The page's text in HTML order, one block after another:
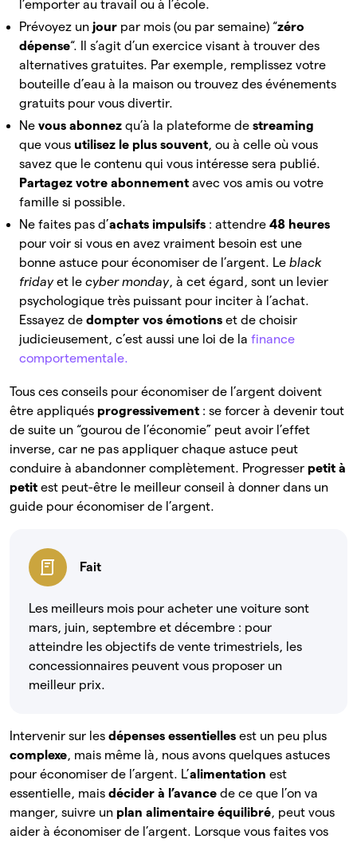
l’emporter au travail ou à l’école.
Prévoyez un jour par mois (ou par semaine) “zéro
dépense“. Il s’agit d’un exercice visant à trouver des
alternatives gratuites. Par exemple, remplissez votre
bouteille d’eau à la maison ou trouvez des événements
gratuits pour vous divertir.
Ne vous abonnez qu’à la plateforme de streaming
que vous utilisez le plus souvent, ou à celle où vous
savez que le contenu qui vous intéresse sera publié.
Partagez votre abonnement avec vos amis ou votre
famille si possible.
Ne faites pas d’achats impulsifs : attendre 48 heures
pour voir si vous en avez vraiment besoin est une
bonne astuce pour économiser de l’argent. Le black
fridayet le cyber monday, à cet égard, sont un levier
psychologique très puissant pour inciter à l’achat.
Essayez de dompter vos émotions et de choisir
judicieusement, c’est aussi une loi de la finance
comportementale.
Tous ces conseils pour économiser de l’argent doivent
être appliqués progressivement : se forcer à devenir tout
de suite un “gourou de l’économie” peut avoir l’effet
inverse, car ne pas appliquer chaque astuce peut
conduire à abandonner complètement. Progresser petit à
petit est peut-être le meilleur conseil à donner dans un
guide pour économiser de l’argent.
Fait
Les meilleurs mois pour acheter une voiture sont
mars, juin, septembre et décembre : pour
atteindre les objectifs de vente trimestriels, les
concessionnaires peuvent vous proposer un
meilleur prix.
Intervenir sur les dépenses essentielles est un peu plus
complexe, mais même là, nous avons quelques astuces
pour économiser de l’argent. L’alimentation est
essentielle, mais décider à l’avance de ce que l’on va
manger, suivre un plan alimentaire équilibré, peut vous
aider à économiser de l’argent. Lorsque vous faites vos